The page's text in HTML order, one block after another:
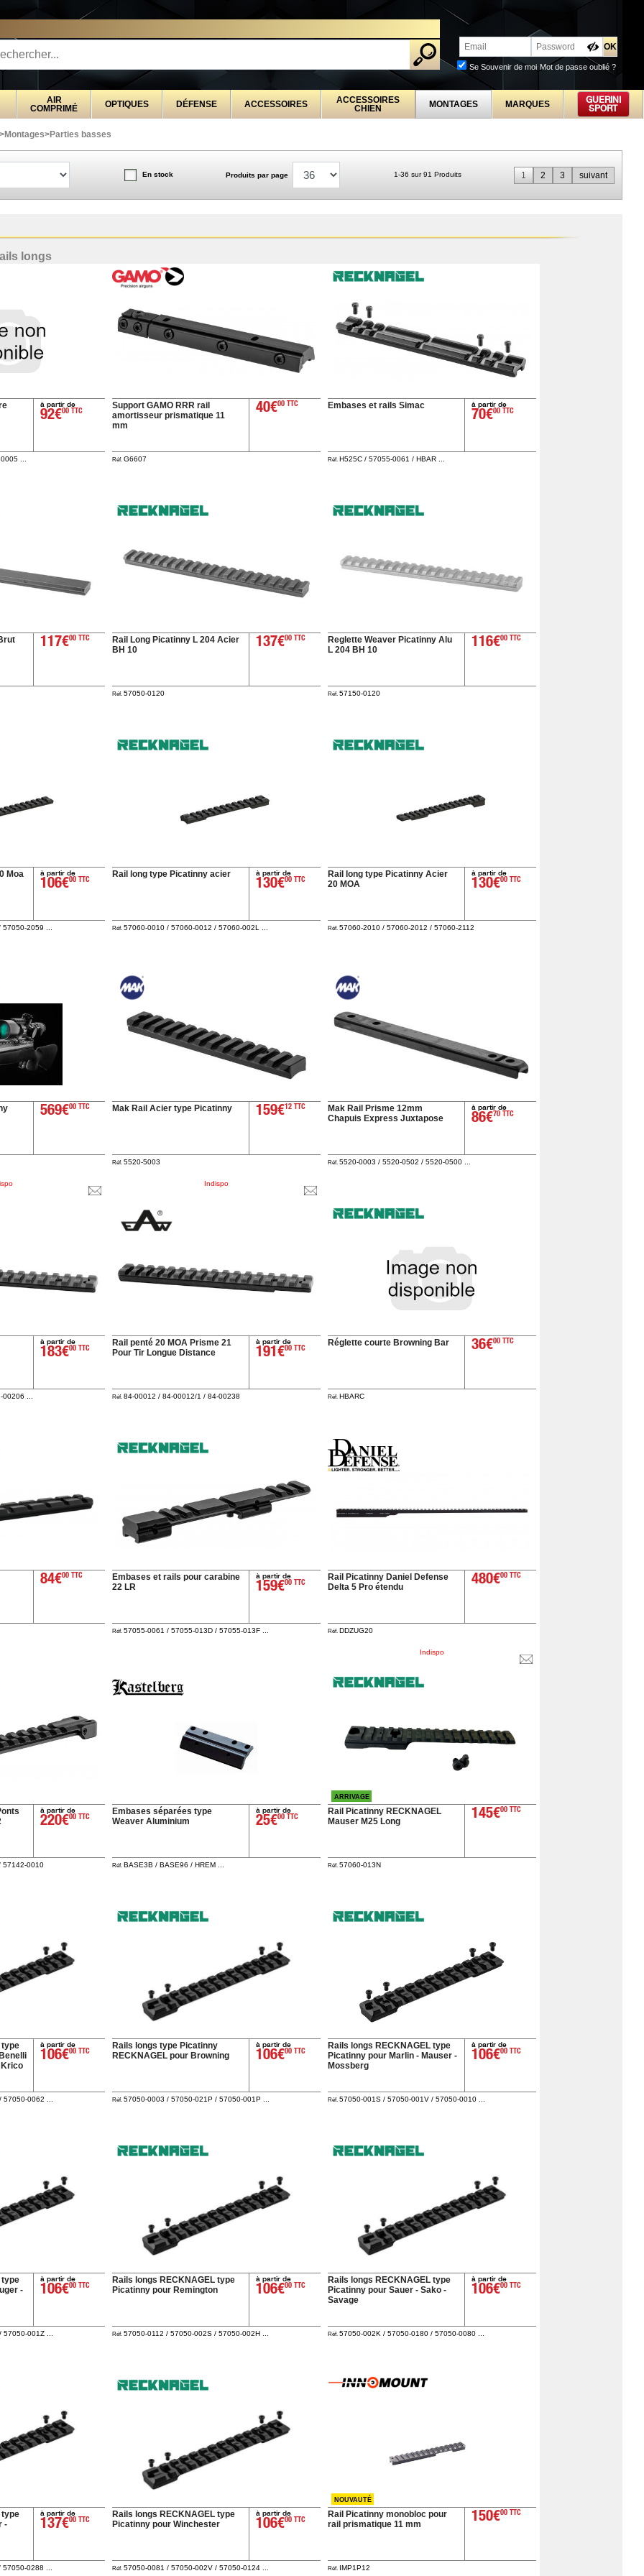
Se Souvenir de moi Mot de passe oublié ?
AIR
COMPRIMÉ
OPTIQUES DÉFENSE ACCESSOIRES
ACCESSOIRES
CHIEN
MONTAGES MARQUES
GUERINI
SPORT
>Montages>Parties basses
En stock Produits par page 1-36 sur 91 Produits 1 2 3 suivant
longs
à partir de
92€00 TTC
...
Support GAMO RRR rail
amortisseur prismatique 11
mm
40€00 TTC
Réf. G6607
Embases et rails Simac à partir de
70€00 TTC
Réf. H525C / 57055-0061 / HBAR ...
117€00 TTC
Rail Long Picatinny L 204 Acier
BH 10
137€00 TTC
Réf. 57050-0120
Reglette Weaver Picatinny Alu
L 204 BH 10
116€00 TTC
Réf. 57150-0120
Moa à partir de
106€00 TTC
2059 ...
Rail long type Picatinny acier à partir de
130€00 TTC
Réf. 57060-0010 / 57060-0012 / 57060-002L ...
Rail long type Picatinny Acier
20 MOA
à partir de
130€00 TTC
Réf. 57060-2010 / 57060-2012 / 57060-2112
569€00 TTC Mak Rail Acier type Picatinny
Indispo
159€ 12 TTC
Réf. 5520-5003
Mak Rail Prisme 12mm
Chapuis Express Juxtapose
à partir de
86€70 TTC
Réf. 5520-0003 / 5520-0502 / 5520-0500 ...
à partir de
183€00 TTC
...
Rail penté 20 MOA Prisme 21
Pour Tir Longue Distance
à partir de
191€00 TTC
Réf. 84-00012 / 84-00012/1 / 84-00238
Réglette courte Browning Bar 36€00 TTC
Réf. HBARC
84€00 TTC
Embases et rails pour carabine
22 LR
à partir de
159€00 TTC
Réf. 57055-0061 / 57055-013D / 57055-013F ...
Rail Picatinny Daniel Defense
Delta 5 Pro étendu
Indispo
480€00 TTC
Réf. DDZUG20
à partir de
220€00 TTC
57142-0010
Embases séparées type
Weaver Aluminium
à partir de
25€00 TTC
Réf. BASE3B / BASE96 / HREM ...
Rail Picatinny RECKNAGEL
Mauser M25 Long
ARRIVAGE
145€00 TTC
Réf. 57060-013N
type
Krico
à partir de
106€00 TTC
0062 ...
Rails longs type Picatinny
RECKNAGEL pour Browning
à partir de
106€00 TTC
Réf. 57050-0003 / 57050-021P / 57050-001P ...
Rails longs RECKNAGEL type
Picatinny pour Marlin - Mauser -
Mossberg
à partir de
106€00 TTC
Réf. 57050-001S / 57050-001V / 57050-0010 ...
type
-
à partir de
106€00 TTC
001Z ...
Rails longs RECKNAGEL type
Picatinny pour Remington
à partir de
106€00 TTC
Réf. 57050-0112 / 57050-002S / 57050-002H ...
Rails longs RECKNAGEL type
Picatinny pour Sauer - Sako -
Savage
à partir de
106€00 TTC
Réf. 57050-002K / 57050-0180 / 57050-0080 ...
type
-
à partir de
137€00 TTC
0288 ...
Rails longs RECKNAGEL type
Picatinny pour Winchester
à partir de
106€00 TTC
Réf. 57050-0081 / 57050-002V / 57050-0124 ...
Rail Picatinny monobloc pour
rail prismatique 11 mm
NOUVAUTÉ
150€00 TTC
Réf. IMP1P12